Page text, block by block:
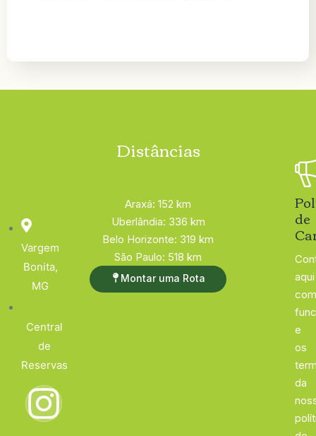
Vargem
Bonita,
MG
Central
de
Reservas
Distâncias
Araxá: 152 km
Uberlândia: 336 km
Belo Horizonte: 319 km
São Paulo: 518 km
Montar uma Rota
de
aqui
e
os
da